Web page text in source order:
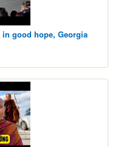
good hope, Georgia